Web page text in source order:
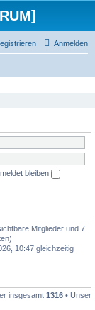
Anmelden
bleiben
Mitglieder und 7
10:47 gleichzeitig
insgesamt 1316 • Unser